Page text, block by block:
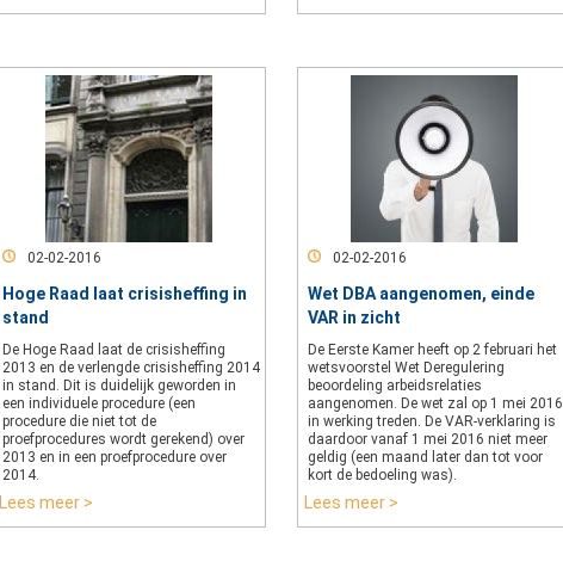
02-02-2016
Hoge Raad laat crisisheffing in
stand
De Hoge Raad laat de crisisheffing
2013 en de verlengde crisisheffing 2014
in stand. Dit is duidelijk geworden in
een individuele procedure (een
procedure die niet tot de
proefprocedures wordt gerekend) over
2013 en in een proefprocedure over
2014.
Lees meer >
02-02-2016
Wet DBA aangenomen, einde
VAR in zicht
De Eerste Kamer heeft op 2 februari het
wetsvoorstel Wet Deregulering
beoordeling arbeidsrelaties
aangenomen. De wet zal op 1 mei 2016
in werking treden. De VAR-verklaring is
daardoor vanaf 1 mei 2016 niet meer
geldig (een maand later dan tot voor
kort de bedoeling was).
Lees meer >